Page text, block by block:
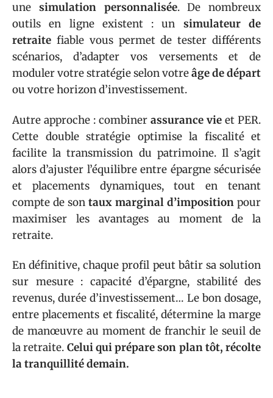
une simulation personnalisée. De nombreux
outils en ligne existent : un simulateur de
retraite fiable vous permet de tester différents
scénarios, d’adapter vos versements et de
moduler votre stratégie selon votreâge de départ
ou votre horizon d’investissement.
Autre approche : combiner assurance vie et PER.
Cette double stratégie optimise la fiscalité et
facilite la transmission du patrimoine. Il s’agit
alors d’ajuster l’équilibre entre épargne sécurisée
et placements dynamiques, tout en tenant
compte de son taux marginal d’imposition pour
maximiser les avantages au moment de la
retraite.
En définitive, chaque profil peut bâtir sa solution
sur mesure : capacité d’épargne, stabilité des
revenus, durée d’investissement… Le bon dosage,
entre placements et fiscalité, détermine la marge
de manœuvre au moment de franchir le seuil de
la retraite. Celui qui prépare son plan tôt, récolte
la tranquillité demain.